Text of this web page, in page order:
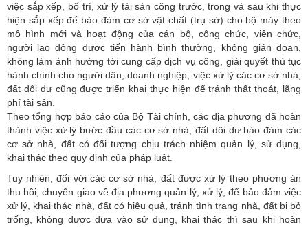
việc sắp xếp, bố trí, xử lý tài sản công trước, trong và sau khi thực
hiện sắp xếp để bảo đảm cơ sở vật chất (trụ sở) cho bộ máy theo
mô hình mới và hoạt động của cán bộ, công chức, viên chức,
người lao động được tiến hành bình thường, không gián đoạn,
không làm ảnh hưởng tới cung cấp dịch vụ công, giải quyết thủ tục
hành chính cho người dân, doanh nghiệp; việc xử lý các cơ sở nhà,
đất dôi dư cũng được triển khai thực hiện để tránh thất thoát, lãng
phí tài sản.
Theo tổng hợp báo cáo của Bộ Tài chính, các địa phương đã hoàn
thành việc xử lý bước đầu các cơ sở nhà, đất dôi dư bảo đảm các
cơ sở nhà, đất có đối tượng chịu trách nhiệm quản lý, sử dụng,
khai thác theo quy định của pháp luật.
Tuy nhiên, đối với các cơ sở nhà, đất được xử lý theo phương án
thu hồi, chuyển giao về địa phương quản lý, xử lý, để bảo đảm việc
xử lý, khai thác nhà, đất có hiệu quả, tránh tình trạng nhà, đất bị bỏ
trống, không được đưa vào sử dụng, khai thác thì sau khi hoàn